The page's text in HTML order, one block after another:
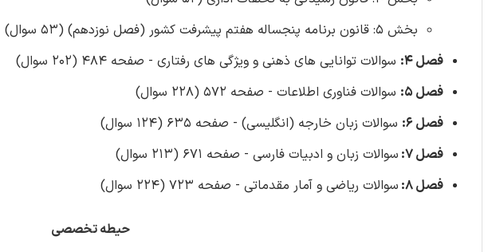
بخش 5: قانون برنامه پنجساله هفتم پیشرفت کشور (فصل نوزدهم) (53 سوال)
فصل 4:
سوالات توانایی های ذهنی و ویژگی های رفتاری - صفحه 484 (202 سوال)
فصل 5:
سوالات فناوری اطلاعات - صفحه 572 (228 سوال)
فصل 6:
سوالات زبان خارجه (انگلیسی) - صفحه 635 (124 سوال)
فصل 7:
سوالات زبان و ادبیات فارسی - صفحه 671 (213 سوال)
فصل 8:
سوالات ریاضی و آمار مقدماتی - صفحه 723 (224 سوال)
حیطه تخصصی